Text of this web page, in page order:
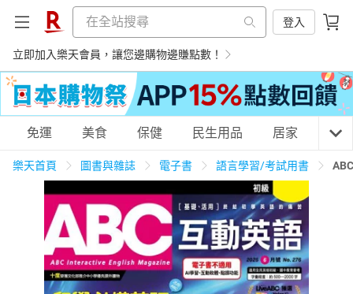
登入
立即加入樂天會員，讓您邊購物邊賺點數！
購物網分類
天天免運 美食蛋糕 養生保健 民生用品
居家生活 3C家電 運動休閒 親子玩具
免運 美食 保健 民生用品 居家 3C
樂天首頁 圖書與雜誌 電子書 語言學習/考試用書